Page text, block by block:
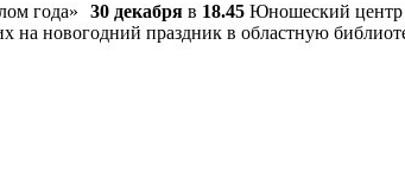
30 декабря в 18.45 Юношеский центр
новогодний праздник в областную